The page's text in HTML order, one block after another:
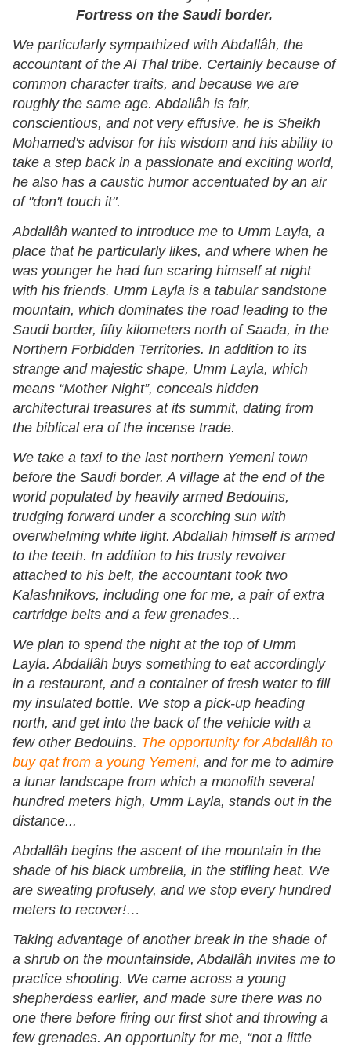
Fortress on the Saudi border.
We particularly sympathized with Abdallâh, the
accountant of the Al Thal tribe. Certainly because of
common character traits, and because we are
roughly the same age. Abdallâh is fair,
conscientious, and not very effusive. he is Sheikh
Mohamed's advisor for his wisdom and his ability to
take a step back in a passionate and exciting world,
he also has a caustic humor accentuated by an air
of "don't touch it".
Abdallâh wanted to introduce me to Umm Layla, a
place that he particularly likes, and where when he
was younger he had fun scaring himself at night
with his friends. Umm Layla is a tabular sandstone
mountain, which dominates the road leading to the
Saudi border, fifty kilometers north of Saada, in the
Northern Forbidden Territories. In addition to its
strange and majestic shape, Umm Layla, which
means “Mother Night”, conceals hidden
architectural treasures at its summit, dating from
the biblical era of the incense trade.
We take a taxi to the last northern Yemeni town
before the Saudi border. A village at the end of the
world populated by heavily armed Bedouins,
trudging forward under a scorching sun with
overwhelming white light. Abdallah himself is armed
to the teeth. In addition to his trusty revolver
attached to his belt, the accountant took two
Kalashnikovs, including one for me, a pair of extra
cartridge belts and a few grenades...
We plan to spend the night at the top of Umm
Layla. Abdallâh buys something to eat accordingly
in a restaurant, and a container of fresh water to fill
my insulated bottle. We stop a pick-up heading
north, and get into the back of the vehicle with a
few other Bedouins. The opportunity for Abdallâh to
buy qat from a young Yemeni, and for me to admire
a lunar landscape from which a monolith several
hundred meters high, Umm Layla, stands out in the
distance...
Abdallâh begins the ascent of the mountain in the
shade of his black umbrella, in the stifling heat. We
are sweating profusely, and we stop every hundred
meters to recover!…
Taking advantage of another break in the shade of
a shrub on the mountainside, Abdallâh invites me to
practice shooting. We came across a young
shepherdess earlier, and made sure there was no
one there before firing our first shot and throwing a
few grenades. An opportunity for me, “not a little